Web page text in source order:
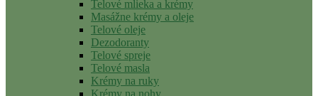
Telové mlieka a krémy
Masážne krémy a oleje
Telové oleje
Dezodoranty
Telové spreje
Telové masla
Krémy na ruky
Krémy na nohy